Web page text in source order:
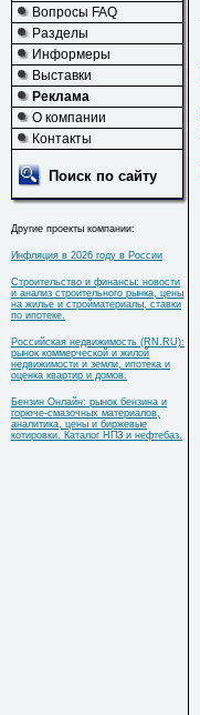
Вопросы FAQ
Разделы
Информеры
Выставки
Реклама
О компании
Контакты
Поиск по сайту
Другие проекты компании:
Инфляция в 2026 году в России
Строительство и финансы: новости
и анализ строительного рынка, цены
на жилье и стройматериалы, ставки
по ипотеке.
Российская недвижимость (RN.RU):
рынок коммерческой и жилой
недвижимости и земли, ипотека и
оценка квартир и домов.
Бензин Онлайн: рынок бензина и
горюче-смазочных материалов,
аналитика, цены и биржевые
котировки. Каталог НПЗ и нефтебаз.